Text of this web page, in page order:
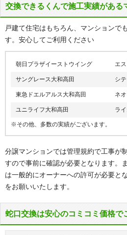
ナ行
中今里町、中三倉堂、南陽
ハ行
東中（丁目）、東中（番
日之出西本町、日之出東本
JR和歌山線 高田
交換できるくんで施工実績がある
戸建て住宅はもちろん、マンションで
す。安心してご利用ください
朝日プラザイーストウイング エ
サングレース大和高田 シ
東急ドエルアルス大和高田 ネ
ユニライフ大和高田 ラ
※その他、多数の実績がございます。
分譲マンションでは管理規約で工事が
すので事前に確認が必要となります。
は一般的にオーナーへの許可が必要と
をお願いいたします。
蛇口交換は安心のコミコミ価格で